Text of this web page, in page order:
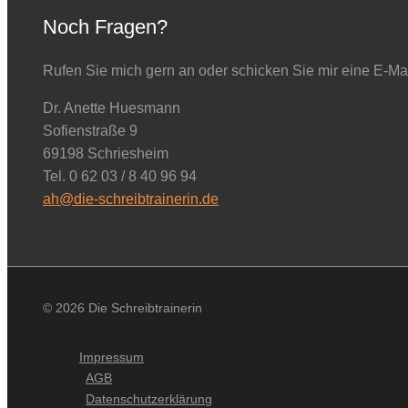
Noch Fragen?
Rufen Sie mich gern an oder schicken Sie mir eine E-
Dr. Anette Huesmann
Sofienstraße 9
69198 Schriesheim
Tel. 0 62 03 / 8 40 96 94
ah@die-schreibtrainerin.de
© 2026 Die Schreibtrainerin
Impressum
AGB
Datenschutzerklärung